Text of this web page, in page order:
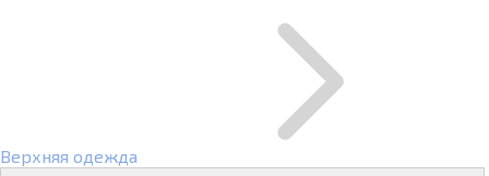
Верхняя одежда